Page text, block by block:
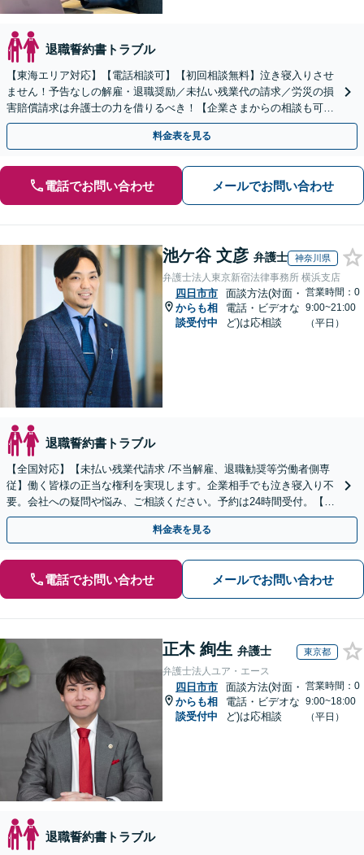
退職誓約書トラブル
【東海エリア対応】【電話相談可】【初回相談無料】泣き寝入りさせ
ません！予告なしの解雇・退職奨励／未払い残業代の請求／労災の損
害賠償請求は弁護士の力を借りるべき！【企業さまからの相談も可】
従業員トラブルは、慎重な対処が必要です【完全個室】
料金表を見る
電話でお問い合わせ メールでお問い合わせ
池ケ谷 文彦 弁護士 神奈川県
弁護士法人東京新宿法律事務所 横浜支店
四日市市
からも相
談受付中
面談方法(対面・
電話・ビデオな
ど)は応相談
営業時間：0
9:00~21:00
（平日）
退職誓約書トラブル
【全国対応】【未払い残業代請求 /不当解雇、退職勧奨等労働者側専
従】働く皆様の正当な権利を実現します。企業相手でも泣き寝入り不
要。会社への疑問や悩み、ご相談ください。予約は24時間受付。【初
回面談無料】【夜間・休日対応可】
料金表を見る
電話でお問い合わせ メールでお問い合わせ
正木 絢生 弁護士 東京都
弁護士法人ユア・エース
四日市市
からも相
談受付中
面談方法(対面・
電話・ビデオな
ど)は応相談
営業時間：0
9:00~18:00
（平日）
退職誓約書トラブル